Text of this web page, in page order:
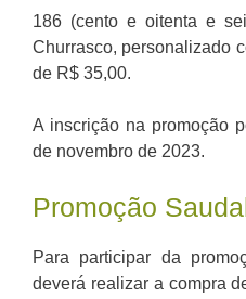
186 (cento e oitenta e
Churrasco, personalizado
de R$ 35,00.
A inscrição na promoção
de novembro de 2023.
Promoção
Para participar da
deverá realizar a compra